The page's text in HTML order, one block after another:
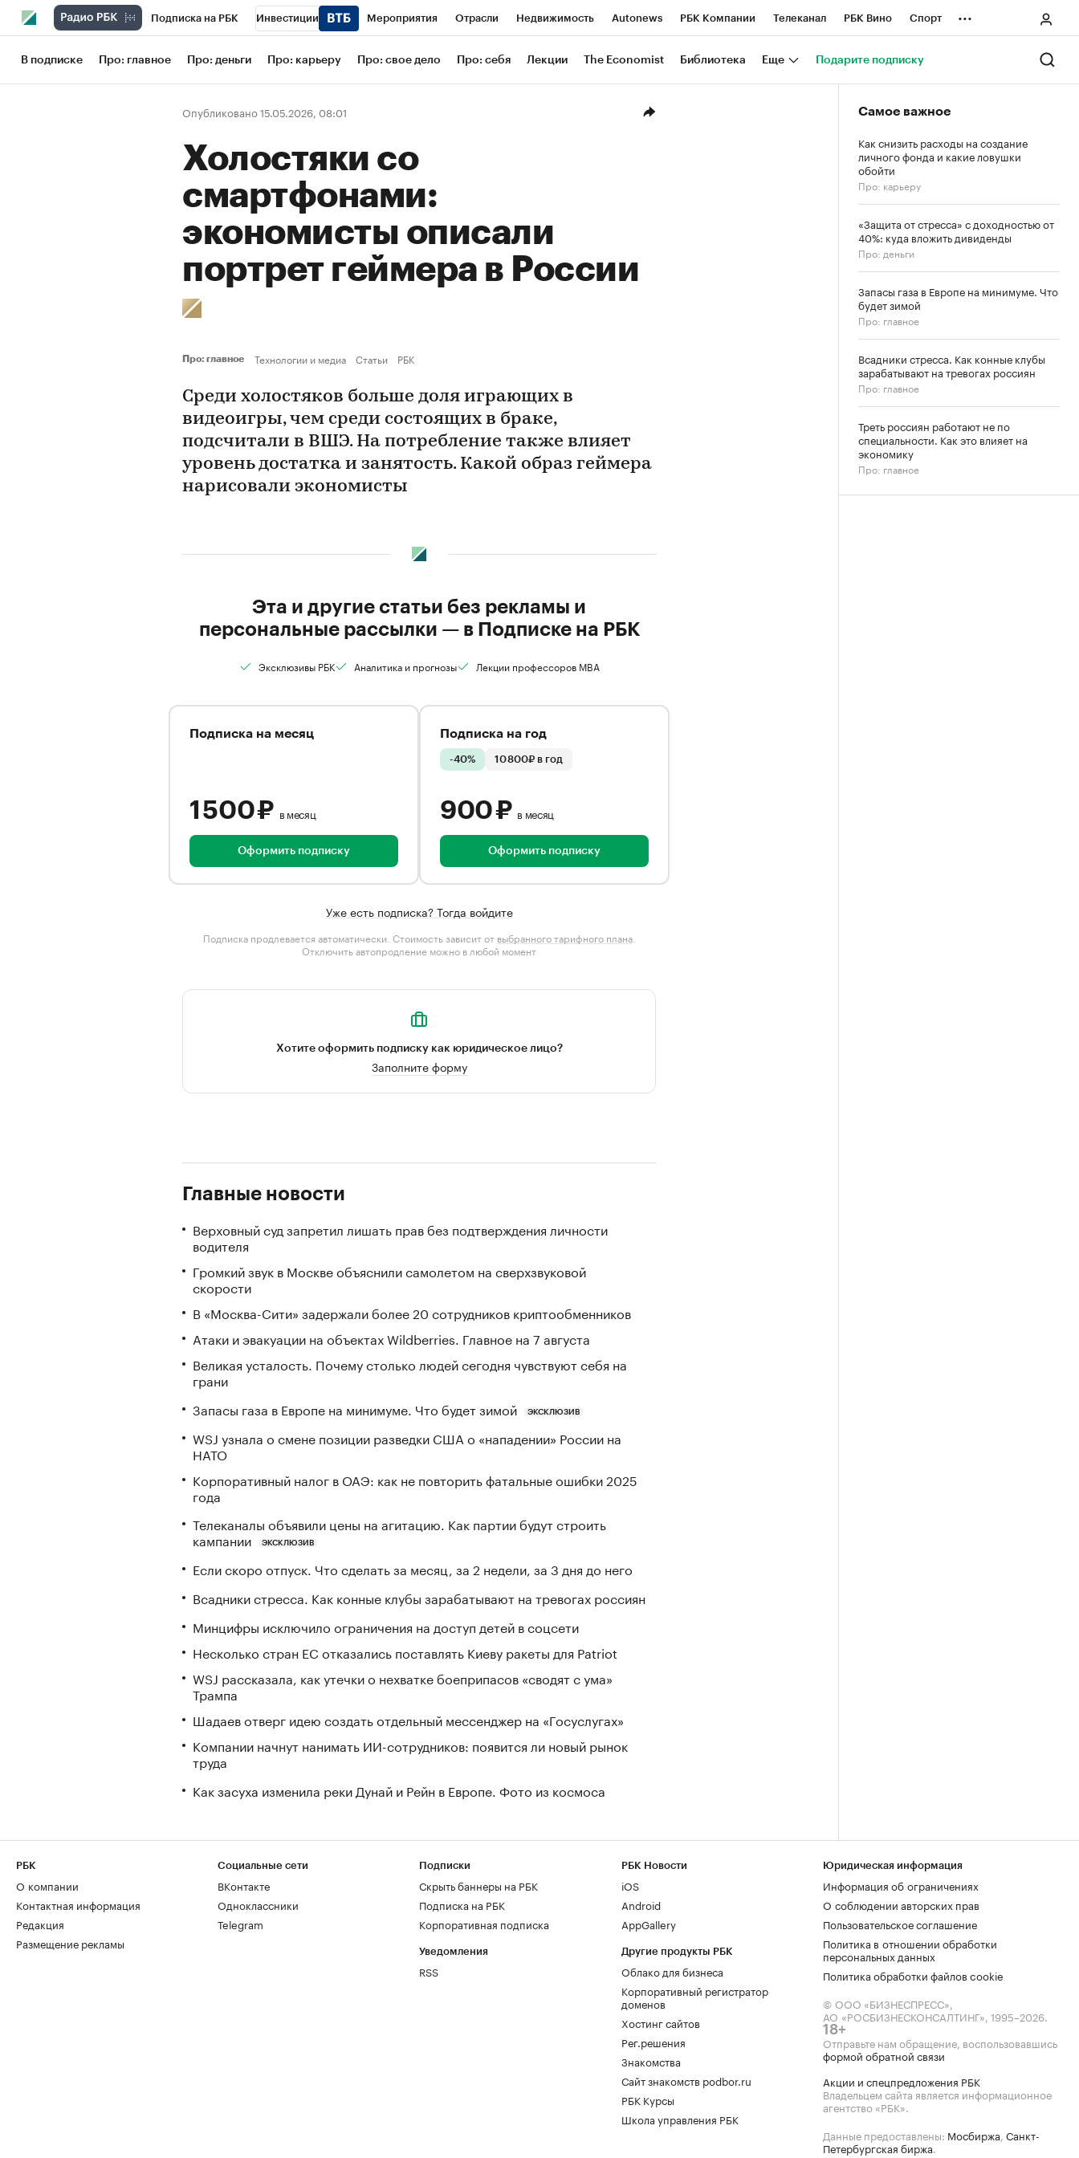
Подписка на РБК Инвестиции Мероприятия Отрасли Недвижимость Autonews РБК Компании Телеканал РБК Вино Спорт
Школа управления РБК РБК Образование РБК Life Тренды Визионеры Национальные проекты Город
Рынок наличной валюты
...
В подписке Про: главное Про: деньги Про: карьеру Про: свое дело Про: себя Лекции The Economist Библиотека Еще Подарите подписку
Опубликовано 15.05.2026, 08:01
Холостяки со
смартфонами:
экономисты описали
портрет геймера в России
Про: главное Технологии и медиа Статьи РБК
Среди холостяков больше доля играющих в
видеоигры, чем среди состоящих в браке,
подсчитали в ВШЭ. На потребление также влияет
уровень достатка и занятость. Какой образ геймера
нарисовали экономисты
Эта и другие статьи без рекламы и
персональные рассылки — в Подписке на РБК
Эксклюзивы РБК Аналитика и прогнозы Лекции профессоров MBA
Подписка на месяц
1 500 ₽ в месяц
Оформить подписку
Подписка на год
-40% 10 800₽ в год
900 ₽ в месяц
Оформить подписку
Уже есть подписка? Тогда войдите
Подписка продлевается автоматически. Стоимость зависит от выбранного тарифного плана.
Отключить автопродление можно в любой момент
Хотите оформить подписку как юридическое лицо?
Заполните форму
Главные новости
Верховный суд запретил лишать прав без подтверждения личности
водителя
Громкий звук в Москве объяснили самолетом на сверхзвуковой
скорости
В «Москва-Сити» задержали более 20 сотрудников криптообменников
Атаки и эвакуации на объектах Wildberries. Главное на 7 августа
Великая усталость. Почему столько людей сегодня чувствуют себя на
грани
Запасы газа в Европе на минимуме. Что будет зимой
ЭКСКЛЮЗИВ
WSJ узнала о смене позиции разведки США о «нападении» России на
НАТО
Корпоративный налог в ОАЭ: как не повторить фатальные ошибки 2025
года
Телеканалы объявили цены на агитацию. Как партии будут строить
кампании
ЭКСКЛЮЗИВ
Если скоро отпуск. Что сделать за месяц, за 2 недели, за 3 дня до него
Всадники стресса. Как конные клубы зарабатывают на тревогах россиян
Минцифры исключило ограничения на доступ детей в соцсети
Несколько стран ЕС отказались поставлять Киеву ракеты для Patriot
WSJ рассказала, как утечки о нехватке боеприпасов «сводят с ума»
Трампа
Шадаев отверг идею создать отдельный мессенджер на «Госуслугах»
Компании начнут нанимать ИИ-сотрудников: появится ли новый рынок
труда
Как засуха изменила реки Дунай и Рейн в Европе. Фото из космоса
Самое важное
Как снизить расходы на создание
личного фонда и какие ловушки
обойти
Про: карьеру
«Защита от стресса» с доходностью от
40%: куда вложить дивиденды
Про: деньги
Запасы газа в Европе на минимуме. Что
будет зимой
Про: главное
Всадники стресса. Как конные клубы
зарабатывают на тревогах россиян
Про: главное
Треть россиян работают не по
специальности. Как это влияет на
экономику
Про: главное
РБК
О компании
Контактная информация
Редакция
Размещение рекламы
Социальные сети
ВКонтакте
Одноклассники
Telegram
Подписки
Скрыть баннеры на РБК
Подписка на РБК
Корпоративная подписка
Уведомления
RSS
РБК Новости
iOS
Android
AppGallery
Другие продукты РБК
Облако для бизнеса
Корпоративный регистратор
доменов
Хостинг сайтов
Рег.решения
Знакомства
Сайт знакомств podbor.ru
РБК Курсы
Школа управления РБК
Юридическая информация
Информация об ограничениях
О соблюдении авторских прав
Пользовательское соглашение
Политика в отношении обработки
персональных данных
Политика обработки файлов cookie
© ООО «БИЗНЕСПРЕСС»,
АО «РОСБИЗНЕСКОНСАЛТИНГ», 1995–2026.
18+
Отправьте нам обращение, воспользовавшись
формой обратной связи
Акции и спецпредложения РБК
Владельцем сайта является информационное
агентство «РБК».
Данные предоставлены: Мосбиржа, Санкт-
Петербургская биржа.